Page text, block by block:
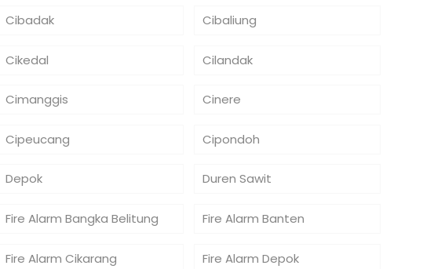
Cibadak Cibaliung
Cikedal Cilandak
Cimanggis Cinere
Cipeucang Cipondoh
Depok Duren Sawit
Fire Alarm Bangka Belitung Fire Alarm Banten
Fire Alarm Cikarang Fire Alarm Depok